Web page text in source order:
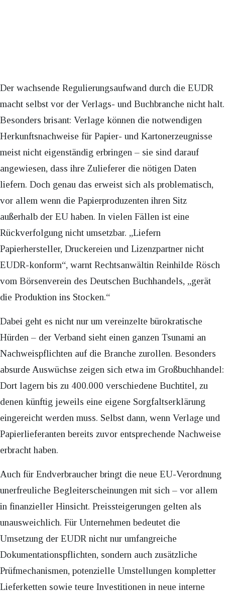
Der wachsende Regulierungsaufwand durch die EUDR
macht selbst vor der Verlags- und Buchbranche nicht halt.
Besonders brisant: Verlage können die notwendigen
Herkunftsnachweise für Papier- und Kartonerzeugnisse
meist nicht eigenständig erbringen – sie sind darauf
angewiesen, dass ihre Zulieferer die nötigen Daten
liefern. Doch genau das erweist sich als problematisch,
vor allem wenn die Papierproduzenten ihren Sitz
außerhalb der EU haben. In vielen Fällen ist eine
Rückverfolgung nicht umsetzbar. „Liefern
Papierhersteller, Druckereien und Lizenzpartner nicht
EUDR-konform“, warnt Rechtsanwältin Reinhilde Rösch
vom Börsenverein des Deutschen Buchhandels, „gerät
die Produktion ins Stocken.“
Dabei geht es nicht nur um vereinzelte bürokratische
Hürden – der Verband sieht einen ganzen Tsunami an
Nachweispflichten auf die Branche zurollen. Besonders
absurde Auswüchse zeigen sich etwa im Großbuchhandel:
Dort lagern bis zu 400.000 verschiedene Buchtitel, zu
denen künftig jeweils eine eigene Sorgfaltserklärung
eingereicht werden muss. Selbst dann, wenn Verlage und
Papierlieferanten bereits zuvor entsprechende Nachweise
erbracht haben.
Auch für Endverbraucher bringt die neue EU-Verordnung
unerfreuliche Begleiterscheinungen mit sich – vor allem
in finanzieller Hinsicht. Preissteigerungen gelten als
unausweichlich. Für Unternehmen bedeutet die
Umsetzung der EUDR nicht nur umfangreiche
Dokumentationspflichten, sondern auch zusätzliche
Prüfmechanismen, potenzielle Umstellungen kompletter
Lieferketten sowie teure Investitionen in neue interne